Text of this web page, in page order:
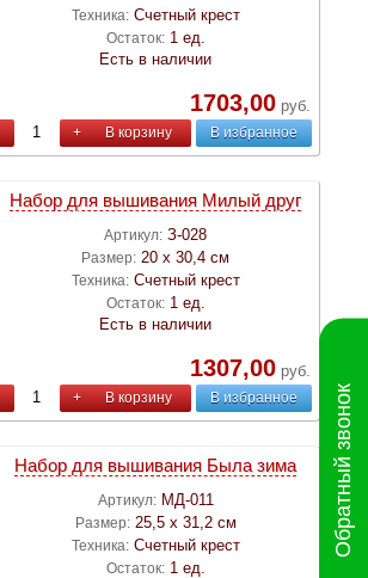
Техника: Счетный крест
Остаток: 1 ед.
Есть в наличии
1703,00руб.
+ В корзину В избранное
Набор для вышивания Милый друг
Артикул: З-028
Размер: 20 х 30,4 см
Техника: Счетный крест
Остаток: 1 ед.
Есть в наличии
1307,00руб.
+ В корзину В избранное
Набор для вышивания Была зима
Артикул: МД-011
Размер: 25,5 х 31,2 см
Техника: Счетный крест
Остаток: 1 ед.
Обратный звонок